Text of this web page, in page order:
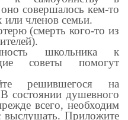
совершалось кем-то
или членов семьи.
(смерть кого-то из
школьника к
советы помогут
решившегося на
состоянии душевного
всего, необходим
выслушать. Приложите